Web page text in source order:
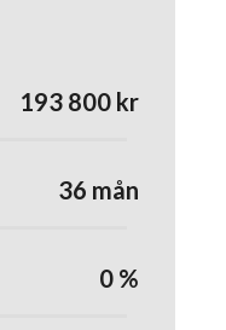
193 800 kr
36 mån
0 %